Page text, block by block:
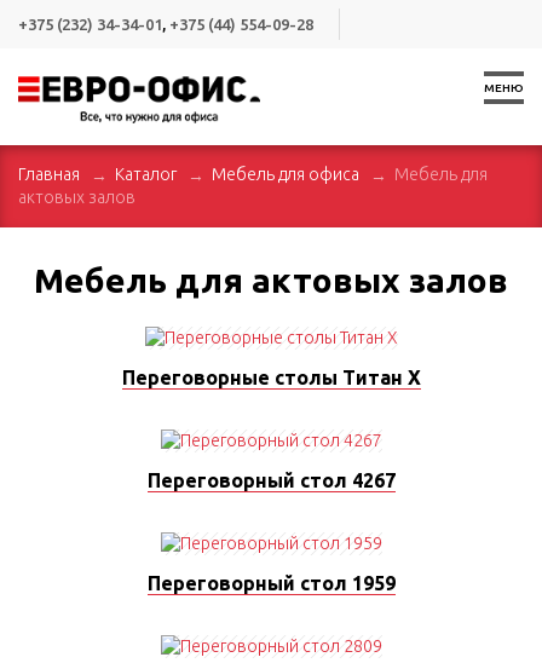
+375 (232) 34-34-01, +375 (44) 554-09-28
МЕНЮ
Главная Каталог Мебель для офиса
Мебель для
актовых залов
Мебель для актовых залов
Переговорные столы Титан X
Переговорный стол 4267
Переговорный стол 1959